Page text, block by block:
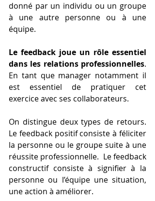
donné par un individu ou un groupe
à une autre personne ou à une
équipe.
Le feedback joue un rôle essentiel
dans les relations professionnelles.
En tant que manager notamment il
est essentiel de pratiquer cet
exercice avec ses collaborateurs.
On distingue deux types de retours.
Le feedback positif consiste à féliciter
la personne ou le groupe suite à une
réussite professionnelle.  Le feedback
constructif consiste à signifier à la
personne ou l’équipe une situation,
une action à améliorer.